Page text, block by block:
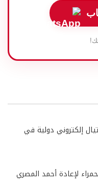
إلكتروني دولية في
لإعادة أحمد المصري